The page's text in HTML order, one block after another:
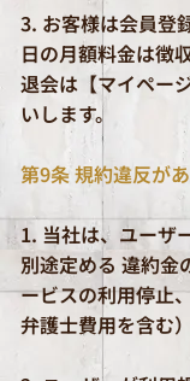
3. お客様は会員登
日の月額料金は徴
退会は【マイペー
いします。
第9条 規約違反が
1. 当社は、ユーザ
別途定める 違約金
ービスの利用停止
弁護士費用を含む